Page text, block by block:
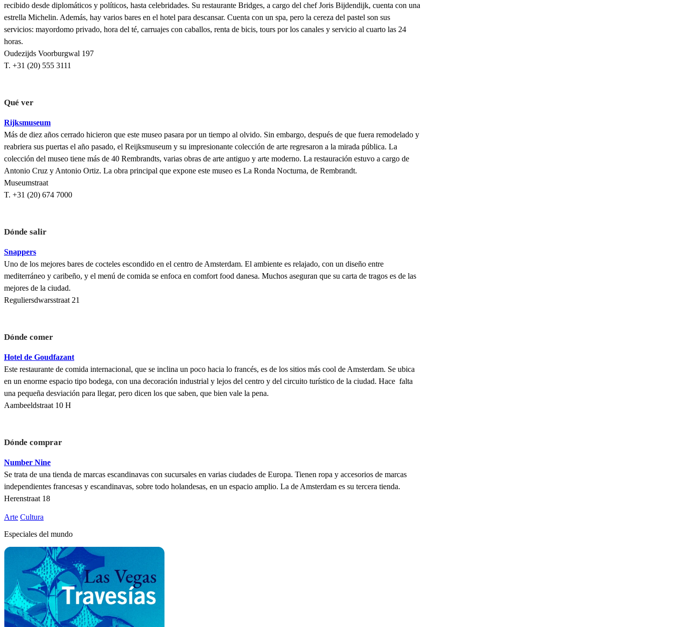
recibido desde diplomáticos y políticos, hasta celebridades. Su restaurante Bridges, a cargo del chef Joris Bijdendijk, cuenta con una
estrella Michelin. Además, hay varios bares en el hotel para descansar. Cuenta con un spa, pero la cereza del pastel son sus
servicios: mayordomo privado, hora del té, carruajes con caballos, renta de bicis, tours por los canales y servicio al cuarto las 24
horas.
Oudezijds Voorburgwal 197
T. +31 (20) 555 3111
Qué ver
Rijksmuseum
Más de diez años cerrado hicieron que este museo pasara por un tiempo al olvido. Sin embargo, después de que fuera remodelado y
reabriera sus puertas el año pasado, el Reijksmuseum y su impresionante colección de arte regresaron a la mirada pública. La
colección del museo tiene más de 40 Rembrandts, varias obras de arte antiguo y arte moderno. La restauración estuvo a cargo de
Antonio Cruz y Antonio Ortiz. La obra principal que expone este museo es La Ronda Nocturna, de Rembrandt.
Museumstraat
T. +31 (20) 674 7000
Dónde salir
Snappers
Uno de los mejores bares de cocteles escondido en el centro de Amsterdam. El ambiente es relajado, con un diseño entre
mediterráneo y caribeño, y el menú de comida se enfoca en comfort food danesa. Muchos aseguran que su carta de tragos es de las
mejores de la ciudad.
Reguliersdwarsstraat 21
Dónde comer
Hotel de Goudfazant
Este restaurante de comida internacional, que se inclina un poco hacia lo francés, es de los sitios más cool de Amsterdam. Se ubica
en un enorme espacio tipo bodega, con una decoración industrial y lejos del centro y del circuito turístico de la ciudad. Hace falta
una pequeña desviación para llegar, pero dicen los que saben, que bien vale la pena.
Aambeeldstraat 10 H
Dónde comprar
Number Nine
Se trata de una tienda de marcas escandinavas con sucursales en varias ciudades de Europa. Tienen ropa y accesorios de marcas
independientes francesas y escandinavas, sobre todo holandesas, en un espacio amplio. La de Amsterdam es su tercera tienda.
Herenstraat 18
Arte Cultura
Especiales del mundo